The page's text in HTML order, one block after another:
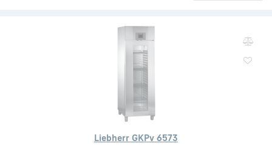
Liebherr GKPv 6573